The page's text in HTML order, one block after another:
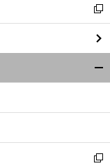
く
新
し
い
ウ
ィ
ン
ウ
開
く
新